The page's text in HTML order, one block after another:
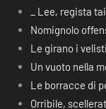
_ Lee, regista
Nomignolo
Le girano i velisti
Un vuoto nella
Le borracce di
Orribile,